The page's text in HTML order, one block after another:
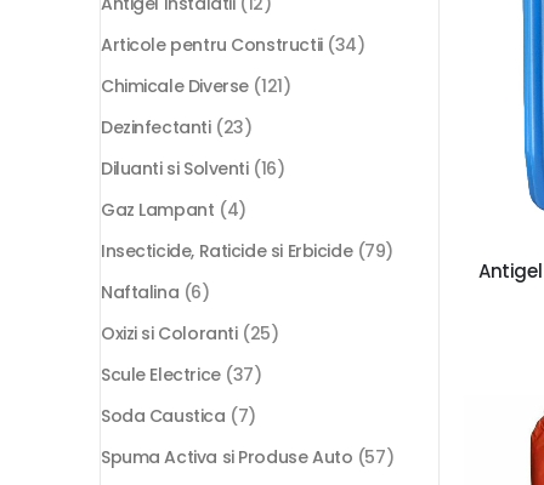
Articole pentru Constructii (34)
Chimicale Diverse (121)
Dezinfectanti (23)
Diluanti si Solventi (16)
Gaz Lampant (4)
Insecticide, Raticide si Erbicide (79)
Naftalina (6)
Oxizi si Coloranti (25)
Scule Electrice (37)
Soda Caustica (7)
Spuma Activa si Produse Auto (57)